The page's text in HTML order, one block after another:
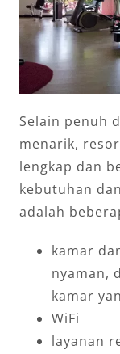
Selain penuh
menarik,
lengkap dan
kebutuhan
adalah
kamar
nyaman,
kamar
WiFi
layanan